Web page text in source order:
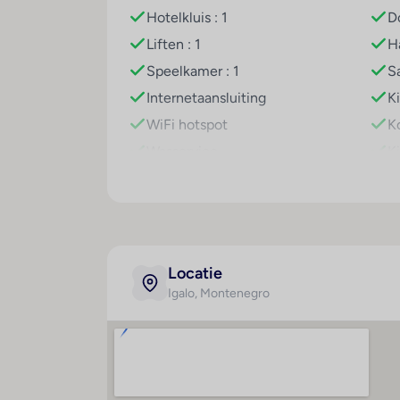
Sport/entertainment
De vakantiegangers kunnen op het terras
Het hotel biedt een omvangrijk
snorkelen en duiken voelen zich ook
het sport- en recreatieaanbod van het
volwassenen. Copyright GIATA 2004 -
Hotelkluis : 1
Liften : 1
Speelkamer : 1
Internetaansluiting
WiFi hotspot
Parkeergarage
Toegankelijk voor
Locatie
Igalo, Montenegro